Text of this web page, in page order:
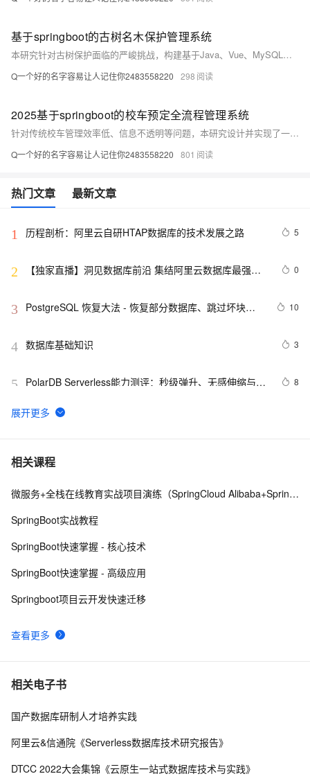
基于springboot的古树名木保护管理系统
本研究针对古树保护面临的严峻挑战，构建基于Java、Vue、MySQL与Spring Boot技术的信息化管理系统，实现古树资源的动态监测、数据管理与科学保护，推动生态、文化与经济可持续发展。
Q一个好的名字容易让人记住你2483558220 298
2025基于springboot的校车预定全流程管理系统
针对传统校车管理效率低、信息不透明等问题，本研究设计并实现了一套校车预定全流程管理系统。系统采用Spring Boot、Java、Vue和MySQL等技术，实现校车信息管理、在线预定、实时监控等功能，提升学校管理效率，保障学生出行安全，推动教育信息化发展。
Q一个好的名字容易让人记住你2483558220 801
热门文章 最新文章
1 历程剖析：阿里云自研HTAP数据库的技术发展之路 5
2
【独家直播】洞见数据库前沿 集结阿里云数据库最强阵
0
3
PostgreSQL 恢复大法 - 恢复部分数据库、跳过坏块、
10
4 数据库基础知识 3
5
PolarDB Serverless能力测评：秒级弹升、无感伸缩与强
8
6 用ANNOVAR自建数据库注释基因组
7 征文分享｜OceanBase 3.1.2 数据库性能测试探索
8 【阿里云新品发布·周刊】第11期：云数据库 MySQL
439
10阿里云数据库 RDS SQL Server版实战【性能优化实践、
相关课程
查看更多
微服务+全栈在线教育实战项目演练（SpringCloud Alibaba+SpringBoot）
SpringBoot实战教程
SpringBoot快速掌握 - 核心技术
SpringBoot快速掌握 - 高级应用
Springboot项目云开发快速迁移
相关电子书
国产数据库研制人才培养实践
阿里云&信通院《Serverless数据库技术研究报告》
DTCC 2022大会集锦《云原生一站式数据库技术与实践》